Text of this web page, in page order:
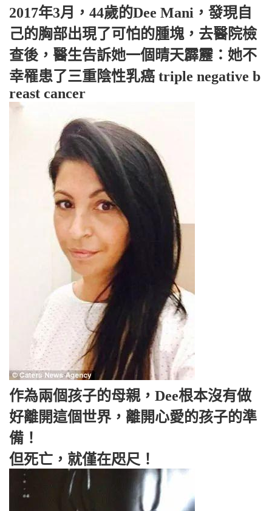
2017年3月，44歲的Dee Mani，發現自
己的胸部出現了可怕的腫塊，去醫院檢
查後，醫生告訴她一個晴天霹靂：她不
幸罹患了三重陰性乳癌 triple negative b
reast cancer
作為兩個孩子的母親，Dee根本沒有做
好離開這個世界，離開心愛的孩子的準
備！
但死亡，就僅在咫尺！